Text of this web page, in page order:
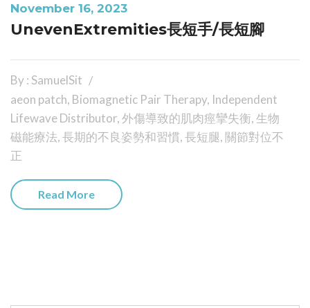
November 16, 2023
UnevenExtremities長短手/長短腳
By : SamuelSit
aeon patch, Biomagnetic Pair Therapy, Independent
Lifewave Distributor,外傷導致的肌肉痙攣失衡, 生物
磁能療法,長期的不良姿勢和習慣,長短腿, 關節對位不
正
Read More